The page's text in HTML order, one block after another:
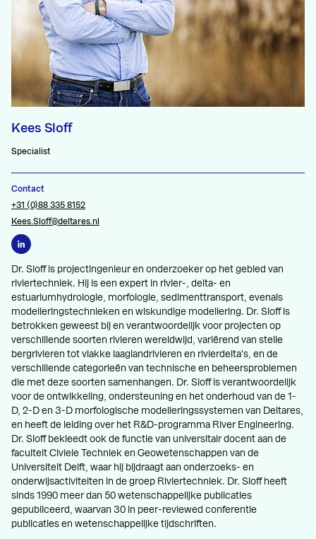
Kees Sloff
Specialist
Contact
+31 (0)88 335 8152
Kees.Sloff@deltares.nl
Dr. Sloff is projectingenieur en onderzoeker op het gebied van
riviertechniek. Hij is een expert in rivier-, delta- en
estuariumhydrologie, morfologie, sedimenttransport, evenals
modelleringstechnieken en wiskundige modellering. Dr. Sloff is
betrokken geweest bij en verantwoordelijk voor projecten op
verschillende soorten rivieren wereldwijd, variërend van steile
bergrivieren tot vlakke laaglandrivieren en rivierdelta's, en de
verschillende categorieën van technische en beheersproblemen
die met deze soorten samenhangen. Dr. Sloff is verantwoordelijk
voor de ontwikkeling, ondersteuning en het onderhoud van de 1-
D, 2-D en 3-D morfologische modelleringssystemen van Deltares,
en heeft de leiding over het R&D-programma River Engineering.
Dr. Sloff bekleedt ook de functie van universitair docent aan de
faculteit Civiele Techniek en Geowetenschappen van de
Universiteit Delft, waar hij bijdraagt aan onderzoeks- en
onderwijsactiviteiten in de groep Riviertechniek. Dr. Sloff heeft
sinds 1990 meer dan 50 wetenschappelijke publicaties
gepubliceerd, waarvan 30 in peer-reviewed conferentie
publicaties en wetenschappelijke tijdschriften.